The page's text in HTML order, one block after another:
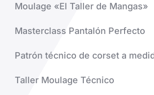
Moulage «El Taller de Mangas»
Masterclass Pantalón Perfecto
Patrón técnico de corset a
Taller Moulage Técnico